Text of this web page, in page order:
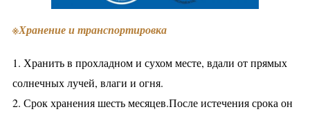
※Хранение и транспортировка
1. Хранить в прохладном и сухом месте, вдали от прямых
солнечных лучей, влаги и огня.
2. Срок хранения шесть месяцев.После истечения срока он